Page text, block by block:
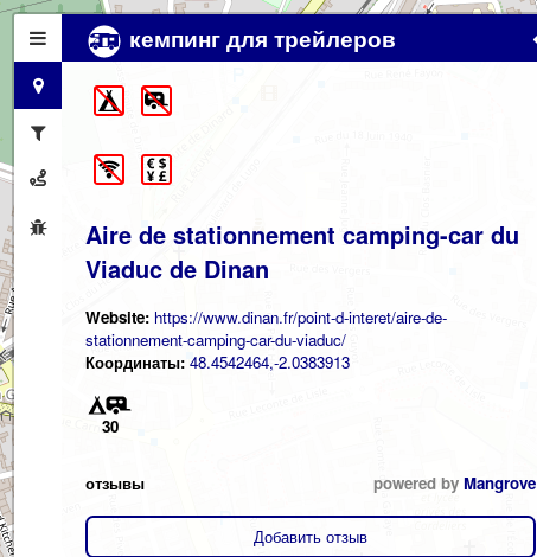
кемпинг для трейлеров
Aire de stationnement camping-car du
Viaduc de Dinan
Website: https://www.dinan.fr/point-d-interet/aire-de-
stationnement-camping-car-du-viaduc/
Координаты: 48.4542464,-2.0383913
30
отзывы powered by Mangrove
Добавить отзыв